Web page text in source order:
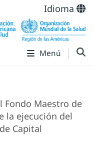
Idioma
Menú
Fondo Maestro de
la ejecución del
Capital